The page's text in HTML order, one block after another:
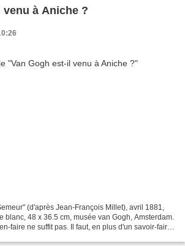
venu à Aniche ?
(d'après Jean-François Millet), avril 1881,
blanc, 48 x 36.5 cm, musée van Gogh, Amsterdam.
faire ne suffit pas. Il faut, en plus d'un savoir-faire,